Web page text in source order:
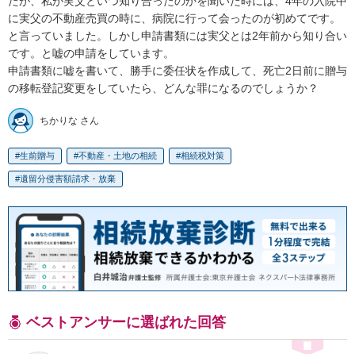
に実父の不動産売買の時に、病院に行って会ったのが初めてです。
と言っていました。しかし申請書類には実父とは2年前から知り合い
です。と嘘の申請をしています。
申請書類に嘘を書いて、勝手に委任状を作成して、死亡2日前に贈与
の移転登記変更をしていたら、どんな罪になるのでしょうか？
ちかりな さん
生前贈与 不動産・土地の相続 相続税対策
遺留分侵害額請求・放棄
ベストアンサーに選ばれた回答